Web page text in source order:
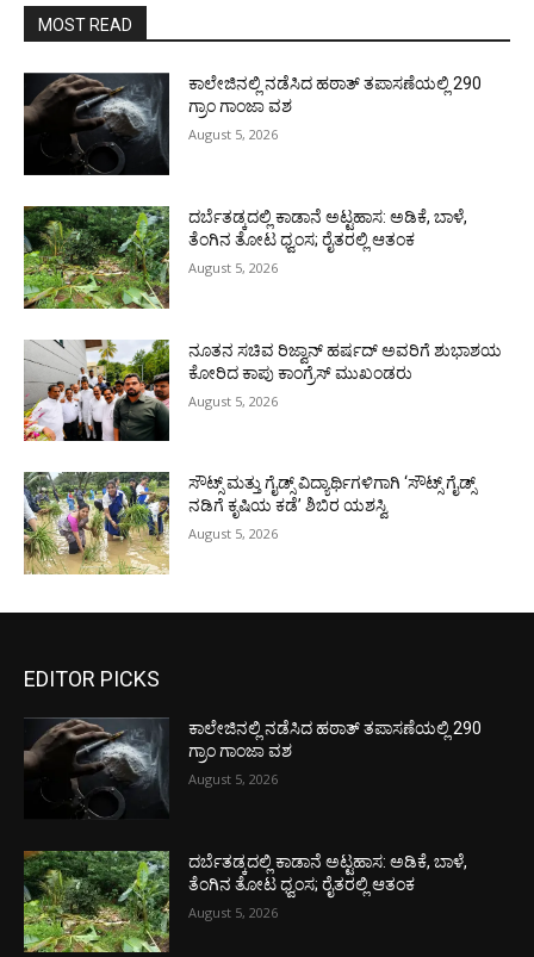
MOST READ
ಕಾಲೇಜಿನಲ್ಲಿ ನಡೆಸಿದ ಹಠಾತ್ ತಪಾಸಣೆಯಲ್ಲಿ 290
ಗ್ರಾಂ ಗಾಂಜಾ ವಶ
August 5, 2026
ದರ್ಬೆತಡ್ಕದಲ್ಲಿ ಕಾಡಾನೆ ಅಟ್ಟಹಾಸ: ಅಡಿಕೆ, ಬಾಳೆ,
ತೆಂಗಿನ ತೋಟ ಧ್ವಂಸ; ರೈತರಲ್ಲಿ ಆತಂಕ
August 5, 2026
ನೂತನ ಸಚಿವ ರಿಜ್ವಾನ್ ಹರ್ಷದ್ ಅವರಿಗೆ ಶುಭಾಶಯ
ಕೋರಿದ ಕಾಪು ಕಾಂಗ್ರೆಸ್ ಮುಖಂಡರು
August 5, 2026
ಸೌಟ್ಸ್ ಮತ್ತು ಗೈಡ್ಸ್ ವಿದ್ಯಾರ್ಥಿಗಳಿಗಾಗಿ ‘ಸೌಟ್ಸ್ ಗೈಡ್ಸ್
ನಡಿಗೆ ಕೃಷಿಯ ಕಡೆ’ ಶಿಬಿರ ಯಶಸ್ವಿ
August 5, 2026
EDITOR PICKS
ಕಾಲೇಜಿನಲ್ಲಿ ನಡೆಸಿದ ಹಠಾತ್ ತಪಾಸಣೆಯಲ್ಲಿ 290
ಗ್ರಾಂ ಗಾಂಜಾ ವಶ
August 5, 2026
ದರ್ಬೆತಡ್ಕದಲ್ಲಿ ಕಾಡಾನೆ ಅಟ್ಟಹಾಸ: ಅಡಿಕೆ, ಬಾಳೆ,
ತೆಂಗಿನ ತೋಟ ಧ್ವಂಸ; ರೈತರಲ್ಲಿ ಆತಂಕ
August 5, 2026